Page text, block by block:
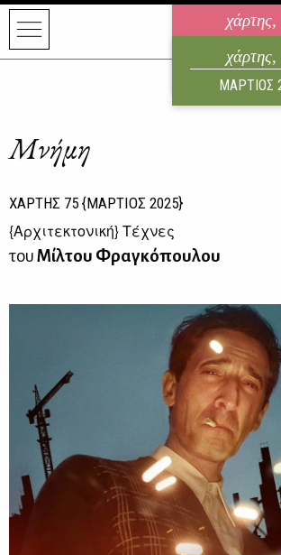
χάρτης,
ηλεκτρονικό
χάρτης,
ΜΑΡΤΙΟΣ
Μνήμη
ΧΑΡΤΗΣ 75 {ΜΑΡΤΙΟΣ 2025}
{Αρχιτεκτονική} Τέχνες
τουΜίλτου Φραγκόπουλου